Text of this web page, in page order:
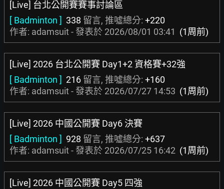
[Live] 台北公開賽賽事討論區
[ Badminton ] 338 留言, 推噓總分: +220
作者: adamsuit - 發表於 2026/08/01 03:41 (1周前)
[Live] 2026 台北公開賽 Day1+2 資格賽+32強
[ Badminton ] 216 留言, 推噓總分: +160
作者: adamsuit - 發表於 2026/07/27 14:53 (1周前)
[Live] 2026 中國公開賽 Day6 決賽
[ Badminton ] 928 留言, 推噓總分: +637
作者: adamsuit - 發表於 2026/07/25 16:42 (1周前)
[Live] 2026 中國公開賽 Day5 四強